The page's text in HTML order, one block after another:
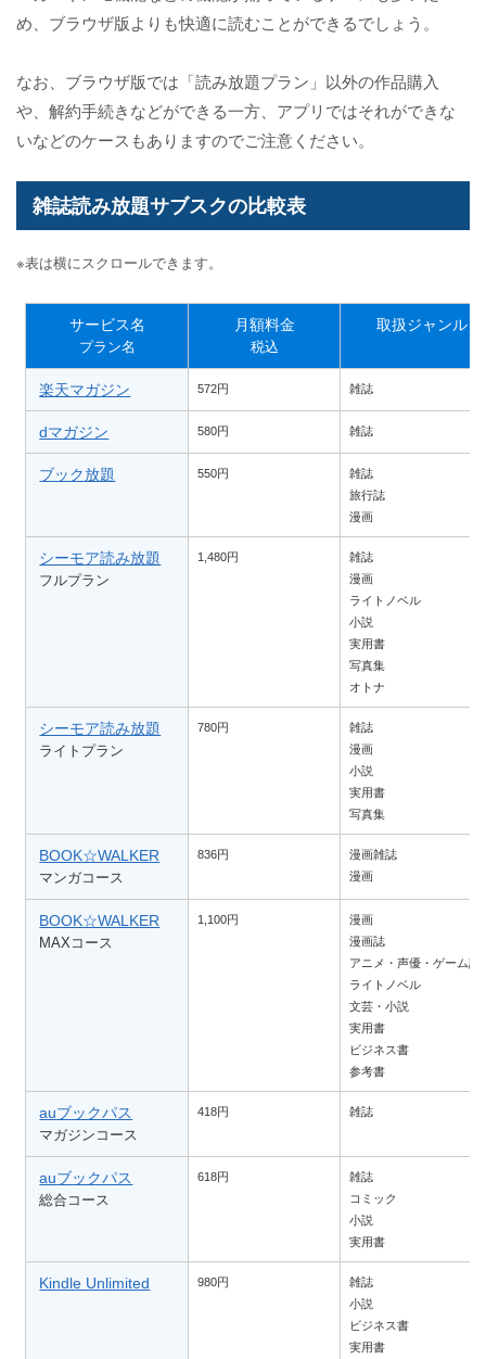
め、ブラウザ版よりも快適に読むことができるでしょう。
なお、ブラウザ版では「読み放題プラン」以外の作品購入
や、解約手続きなどができる一方、アプリではそれができな
いなどのケースもありますのでご注意ください。
雑誌読み放題サブスクの比較表
※表は横にスクロールできます。
サービス名
プラン名
月額料金
税込
取扱ジャンル
楽天マガジン 572円 雑誌
dマガジン 580円 雑誌
ブック放題 550円
雑誌
旅行誌
漫画
シーモア読み放題
フルプラン
1,480円
雑誌
漫画
ライトノベル
小説
実用書
写真集
オトナ
シーモア読み放題
ライトプラン
780円
雑誌
漫画
小説
実用書
写真集
BOOK☆WALKER
マンガコース
836円
漫画雑誌
漫画
BOOK☆WALKER
MAXコース
1,100円
漫画
漫画誌
アニメ・声優・ゲーム誌
ライトノベル
文芸・小説
実用書
ビジネス書
参考書
auブックパス
マガジンコース
418円 雑誌
auブックパス
総合コース
618円
雑誌
コミック
小説
実用書
Kindle Unlimited 980円
雑誌
小説
ビジネス書
実用書